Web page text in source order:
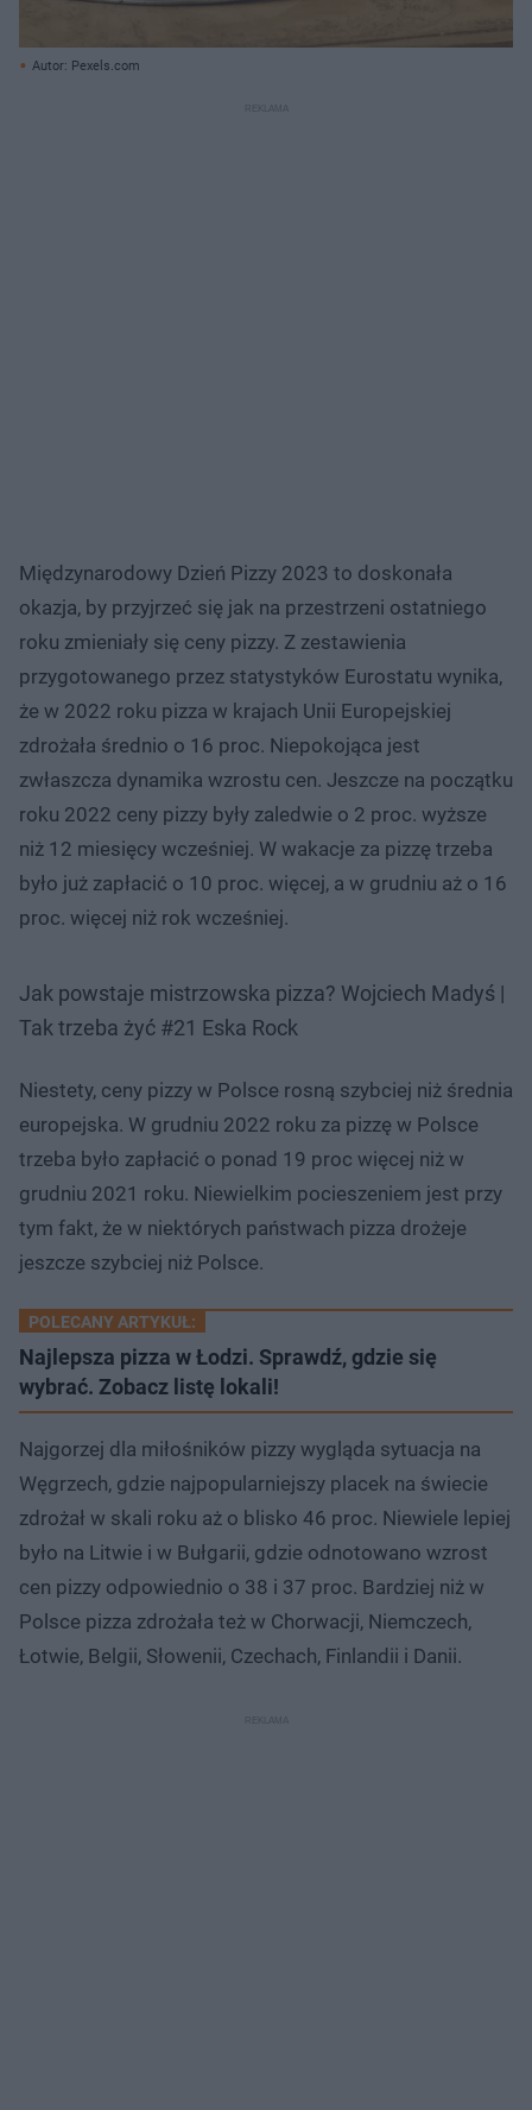
Autor: Pexels.com
Międzynarodowy Dzień Pizzy 2023 to doskonała
okazja, by przyjrzeć się jak na przestrzeni ostatniego
roku zmieniały się ceny pizzy. Z zestawienia
przygotowanego przez statystyków Eurostatu wynika,
że w 2022 roku pizza w krajach Unii Europejskiej
zdrożała średnio o 16 proc. Niepokojąca jest
zwłaszcza dynamika wzrostu cen. Jeszcze na początku
roku 2022 ceny pizzy były zaledwie o 2 proc. wyższe
niż 12 miesięcy wcześniej. W wakacje za pizzę trzeba
było już zapłacić o 10 proc. więcej, a w grudniu aż o 16
proc. więcej niż rok wcześniej.
Jak powstaje mistrzowska pizza? Wojciech Madyś |
Tak trzeba żyć #21 Eska Rock
Niestety, ceny pizzy w Polsce rosną szybciej niż średnia
europejska. W grudniu 2022 roku za pizzę w Polsce
trzeba było zapłacić o ponad 19 proc więcej niż w
grudniu 2021 roku. Niewielkim pocieszeniem jest przy
tym fakt, że w niektórych państwach pizza drożeje
jeszcze szybciej niż Polsce.
POLECANY ARTYKUŁ:
Najlepsza pizza w Łodzi. Sprawdź, gdzie się
wybrać. Zobacz listę lokali!
Najgorzej dla miłośników pizzy wygląda sytuacja na
Węgrzech, gdzie najpopularniejszy placek na świecie
zdrożał w skali roku aż o blisko 46 proc. Niewiele lepiej
było na Litwie i w Bułgarii, gdzie odnotowano wzrost
cen pizzy odpowiednio o 38 i 37 proc. Bardziej niż w
Polsce pizza zdrożała też w Chorwacji, Niemczech,
Łotwie, Belgii, Słowenii, Czechach, Finlandii i Danii.